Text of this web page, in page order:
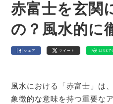
赤富士を玄関
の？風水的に
シェア ツイート LINEで
風水における「赤富士」は
象徴的な意味を持つ重要な